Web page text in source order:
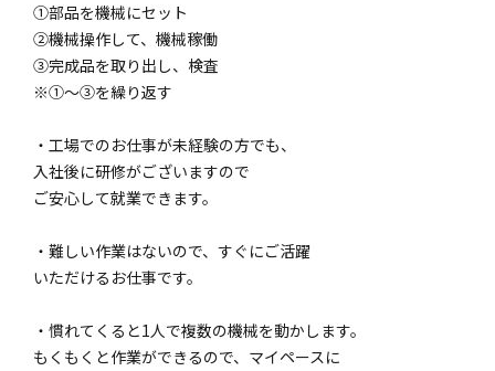
①部品を機械にセット
②機械操作して、機械稼働
③完成品を取り出し、検査
※①～③を繰り返す
・工場でのお仕事が未経験の方でも、
入社後に研修がございますので
ご安心して就業できます。
・難しい作業はないので、すぐにご活躍
いただけるお仕事です。
・慣れてくると1人で複数の機械を動かします。
もくもくと作業ができるので、マイペースに